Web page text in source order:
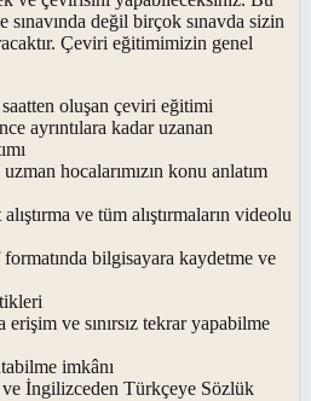
değil birçok sınavda sizin
Çeviri eğitimimizin genel
oluşan çeviri eğitimi
ayrıntılara kadar uzanan
hocalarımızın konu anlatım
ve tüm alıştırmaların videolu
formatında bilgisayara kaydetme ve
erişim ve sınırsız tekrar yapabilme
imkânı
İngilizceden Türkçeye Sözlük